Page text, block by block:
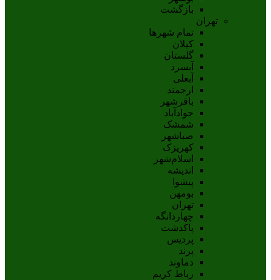
بازگشت
تهران
تمام شهر‌ها
کیلان
گلستان
آبسرد
آبعلی
ارجمند
باقرشهر
جوادآباد
شمشک
صباشهر
کهریزک
اسلام‌شهر
اندیشه
پيشوا
بومهن
تهران
چهاردانگه
پاکدشت
پردیس
پرند
دماوند
رباط کریم